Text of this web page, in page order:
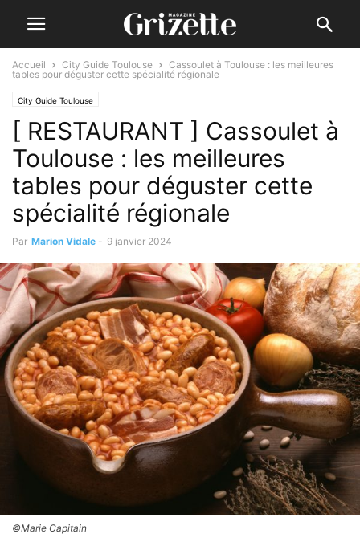
Accueil City Guide Toulouse
Cassoulet à Toulouse : les meilleures
tables pour déguster cette spécialité régionale
City Guide Toulouse
[ RESTAURANT ] Cassoulet à
Toulouse : les meilleures
tables pour déguster cette
spécialité régionale
Par Marion Vidale - 9 janvier 2024
©Marie Capitain